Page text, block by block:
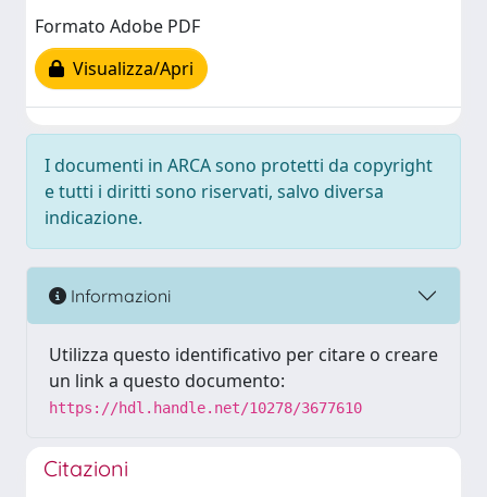
Formato Adobe PDF
Visualizza/Apri
I documenti in ARCA sono protetti da copyright
e tutti i diritti sono riservati, salvo diversa
indicazione.
Informazioni
Utilizza questo identificativo per citare o creare
un link a questo documento:
https://hdl.handle.net/10278/3677610
Citazioni